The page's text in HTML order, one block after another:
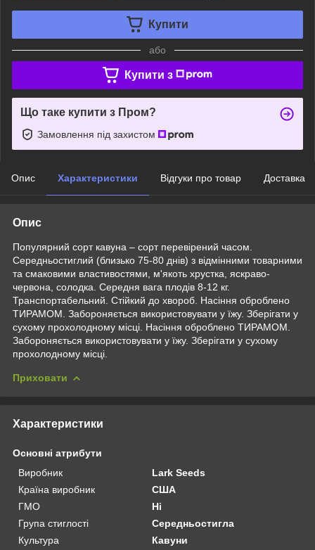
Купити
або
Купити з
Що таке купити з Пром?
Замовлення під захистом
Опис Характеристики Відгуки про товар Доставка
Опис
Популярний сорт кавуна – сорт перевірений часом.
Середньостиглий (близько 75-80 днів) з відмінними товарними
та смаковими властивостями, м'якоть хрустка, яскраво-
червона, солодка. Середня вага плодів 8-12 кг.
Транспортабельний. Стійкий до хвороб. Насіння оброблено
ТИРАМОМ. Забороняється використовувати у їжу. Зберігати у
сухому прохолодному місці. Насіння оброблено ТИРАМОМ.
Забороняється використовувати у їжу. Зберігати у сухому
прохолодному місці.
Приховати
Характеристики
Основні атрибути
Виробник
Lark Seeds
Країна виробник
США
ГМО
Ні
Група стиглості
Середньостигла
Культура
Кавуни